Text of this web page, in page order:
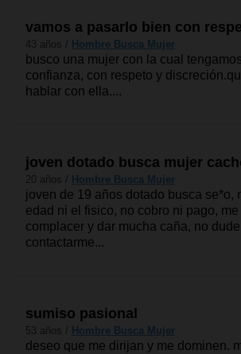
vamos a pasarlo bien con
43 años / Hombre Busca Mujer
busco una mujer con la cual
confianza, con respeto y
hablar con ella....
joven dotado busca mujer
20 años / Hombre Busca Mujer
joven de 19 años dotado busca se*o,
edad ni el fisico, no cobro ni pago, me
complacer y dar mucha caña, no
contactarme...
sumiso pasional
53 años / Hombre Busca Mujer
deseo que me dirijan y me dominen.